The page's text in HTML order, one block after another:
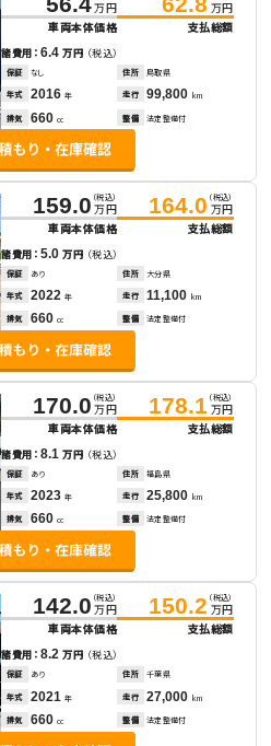
万円
車両本体価格
万円
支払総額
諸費用：6.4万円 （税込）
保証 なし 住所 鳥取県
年式 2016 年 走行 99,800 km
排気 660 cc 整備 法定整備付
159.0 （税込）
万円
車両本体価格
164.0 （税込）
万円
支払総額
諸費用：5.0万円 （税込）
保証 あり 住所 大分県
年式 2022 年 走行 11,100 km
排気 660 cc 整備 法定整備付
170.0 （税込）
万円
車両本体価格
178.1 （税込）
万円
支払総額
諸費用：8.1万円 （税込）
保証 あり 住所 福島県
年式 2023 年 走行 25,800 km
排気 660 cc 整備 法定整備付
142.0 （税込）
万円
車両本体価格
150.2 （税込）
万円
支払総額
諸費用：8.2万円 （税込）
保証 あり 住所 千葉県
年式 2021 年 走行 27,000 km
排気 660 cc 整備 法定整備付